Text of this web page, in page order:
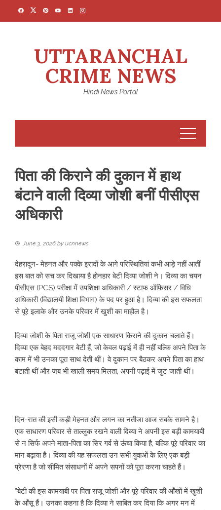
UTTARANCHAL
CRIME NEWS
Hindi News Portal
​पिता की किराने की दुकान में हाथ
बंटाने वाली दिव्या जोशी बनीं पीसीएस
अधिकारी
June 3, 2026 by ucnnews
देहरादून- मेहनत और पक्के इरादों के आगे परिस्थितियां कभी आड़े नहीं आतीं
इस बात को सच कर दिखाया है होनहार बेटी दिव्या जोशी ने। दिव्या का चयन
पीसीएस (PCS) परीक्षा में उपशिक्षा अधिकारी / स्टाफ ऑफिसर / विधि
अधिकारी (विद्यालयी शिक्षा विभाग) के पद पर हुआ है। दिव्या की इस सफलता
से पूरे इलाके और उनके परिवार में खुशी का माहौल है।
​दिव्या जोशी के पिता राजू जोशी एक साधारण किराने की दुकान चलाते हैं।
दिव्या एक बेहद मददगार बेटी हैं, जो केवल पढ़ाई में ही नहीं बल्कि अपने पिता के
काम में भी उनका पूरा साथ देती थीं। वे दुकान पर बैठकर अपने पिता का हाथ
बंटाती थीं और जब भी खाली समय मिलता, अपनी पढ़ाई में जुट जाती थीं।
​दिन-रात की इसी कड़ी मेहनत और लगन का नतीजा आज सबके सामने है।
एक साधारण परिवार से ताल्लुक रखने वाली दिव्या ने अपनी इस बड़ी कामयाबी
से न सिर्फ अपने माता-पिता का सिर गर्व से ऊंचा किया है, बल्कि पूरे परिवार का
मान बढ़ाया है। दिव्या की यह सफलता उन सभी युवाओं के लिए एक बड़ी
प्रेरणा है जो सीमित संसाधनों में अपने सपनों को पूरा करना चाहते हैं।
​”बेटी की इस कामयाबी पर पिता राजू जोशी और पूरे परिवार की आँखों में खुशी
के आँसू हैं। उनका कहना है कि दिव्या ने साबित कर दिया कि अगर मन में